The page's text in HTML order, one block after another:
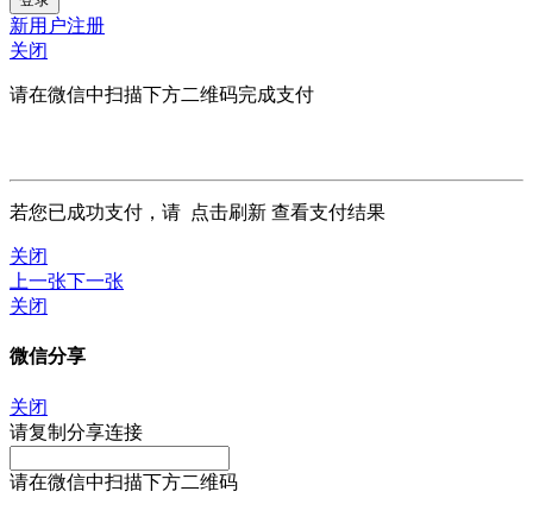
新用户注册
关闭
请在微信中扫描下方二维码完成支付
若您已成功支付，请 点击刷新 查看支付结果
关闭
上一张下一张
关闭
微信分享
关闭
请复制分享连接
请在微信中扫描下方二维码